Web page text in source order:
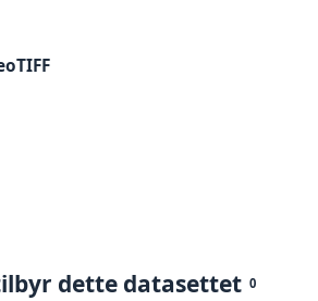
dette datasettet 0